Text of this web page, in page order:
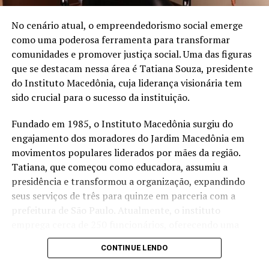
redução de 16% na captação de água de poço na loja de
São José dos Pinhais (PR) após a implantação de um
sistema de reuso na oficina. A iniciativa utiliza uma
estação própria de tratamento de efluentes para tratar
a água utilizada nos processos operacionais e reutilizá-la
na lavagem de veículos, reduzindo o consumo de
recursos naturais.
“Quando falamos em sustentabilidade, precisamos falar
sobre ações práticas e resultados concretos. O reuso da
água mostra que é possível unir eficiência operacional,
preservação ambiental e responsabilidade com as
comunidades onde estamos inseridos. Nosso cuidado
também envolve os uniformes das oficinas, desde
2006, eles são enviados para uma lavanderia industrial
mecânica”, destaca Anderson Acassio Martins,
coordenador Administrativo da Savana.
No cenário atual, o empreendedorismo social emerge
como uma poderosa ferramenta para transformar
comunidades e promover justiça social. Uma das figuras
que se destacam nessa área é Tatiana Souza, presidente
do Instituto Macedônia, cuja liderança visionária tem
sido crucial para o sucesso da instituição.
Fundado em 1985, o Instituto Macedônia surgiu do
engajamento dos moradores do Jardim Macedônia em
movimentos populares liderados por mães da região.
Tatiana, que começou como educadora, assumiu a
presidência e transformou a organização, expandindo
seus serviços de três para quinze em parceria com a
prefeitura de São Paulo. Atualmente, o instituto
ampla gama de serviços que atendem crianças,
mulheres, idosos e promovem o empreendedorismo e a
CONTINUE LENDO